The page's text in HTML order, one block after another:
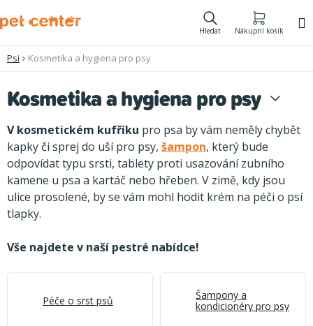
na
Hledat Nákupní košík
Psi Kosmetika a hygiena pro psy
Kosmetika a hygiena pro psy
V kosmetickém kufříku pro psa by vám neměly chybět
kapky či sprej do uší pro psy, šampon, který bude
odpovídat typu srsti, tablety proti usazování zubního
kamene u psa a kartáč nebo hřeben. V zimě, kdy jsou
ulice prosolené, by se vám mohl hodit krém na péči o psí
tlapky.
Vše najdete v naší pestré nabídce!
Péče o srst psů
Šampony a
kondicionéry pro psy